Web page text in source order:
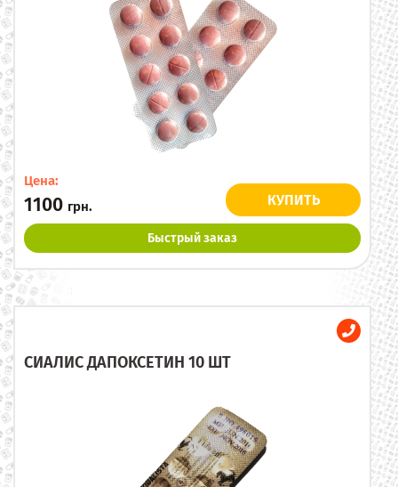
Цена:
1100 грн. КУПИТЬ
Быстрый заказ
СИАЛИС ДАПОКСЕТИН 10 ШТ